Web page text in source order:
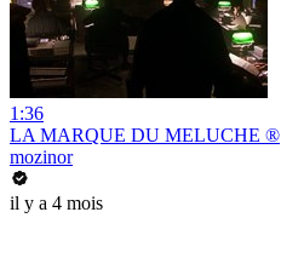
1:36
LA MARQUE DU MELUCHE ®
mozinor
il y a 4 mois